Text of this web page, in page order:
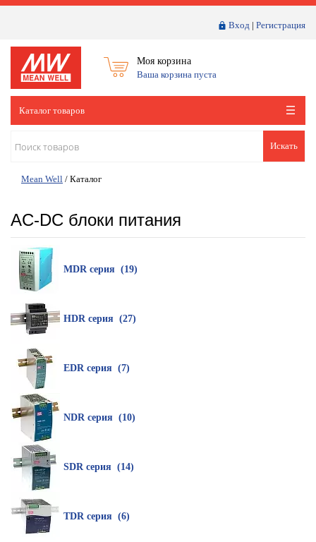
Вход | Регистрация
Моя корзина
Ваша корзина пуста
Каталог товаров
Искать
Mean Well / Каталог
AC-DC блоки питания
MDR серия (19)
HDR серия (27)
EDR серия (7)
NDR серия (10)
SDR серия (14)
TDR серия (6)